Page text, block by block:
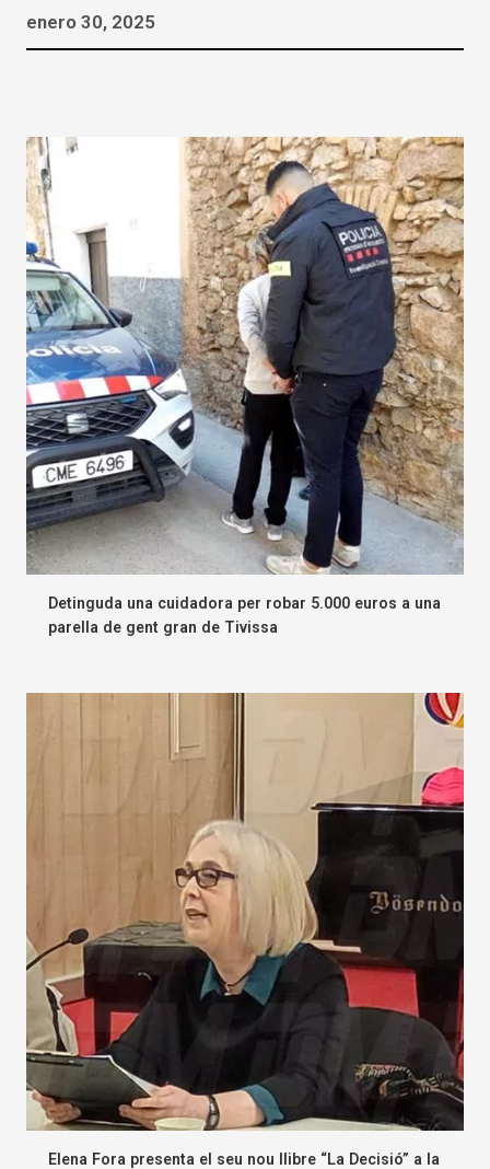
enero 30, 2025
Detinguda una cuidadora per robar 5.000 euros a una
parella de gent gran de Tivissa
Elena Fora presenta el seu nou llibre “La Decisió” a la